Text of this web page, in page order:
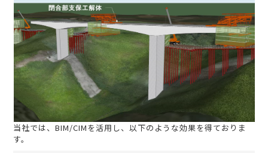
当社では、BIM/CIMを活用し、以下のような効果を得ておりま
す。